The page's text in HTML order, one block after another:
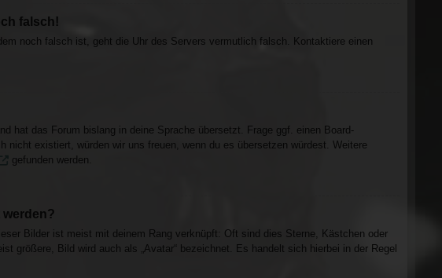
falsch!
noch falsch ist, geht die Uhr des Servers vermutlich falsch. Kontaktiere einen
hat das Forum bislang in deine Sprache übersetzt. Frage ggf. einen Board-
existiert, würden wir uns freuen, wenn du es übersetzen würdest. Weitere
gefunden werden.
werden?
Bilder ist meist mit deinem Rang verknüpft: Oft sind dies Sterne, Kästchen oder
größere, Bild wird auch als „Avatar“ bezeichnet. Es handelt sich hierbei in der Regel